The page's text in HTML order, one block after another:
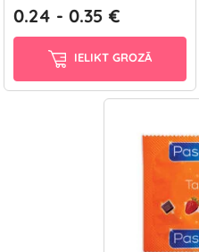
0.24 - 0.35 €
IELIKT GROZĀ